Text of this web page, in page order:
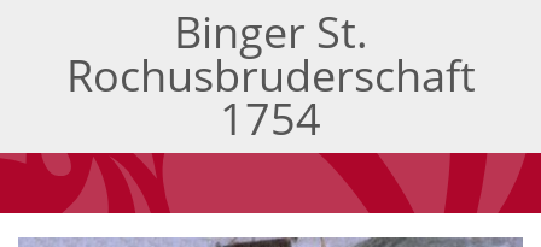
Binger St.
Rochusbruderschaft
1754